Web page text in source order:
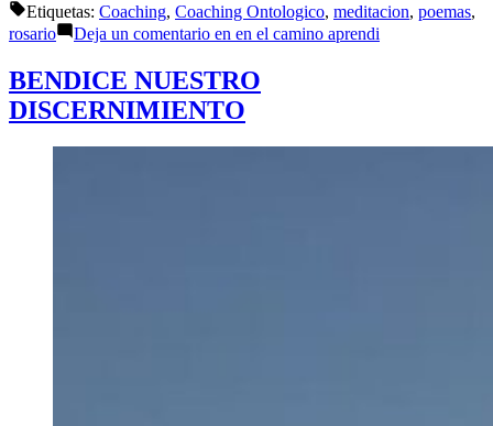
Etiquetas: Coaching, Coaching Ontologico, meditacion, poemas,
rosario
Deja un comentario en en el camino aprendi
BENDICE NUESTRO
DISCERNIMIENTO